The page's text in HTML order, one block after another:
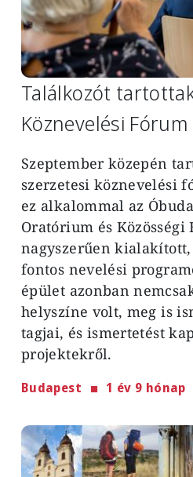
Találkozót
Köznevelési
Szeptember közepén
szerzetesi köznevelési
ez alkalommal az
Oratórium és
nagyszerűen
fontos nevelési
épület azonban
helyszíne volt, meg is
tagjai, és ismertetést
projektekről.
Budapest 1 év 9 hónap
Image